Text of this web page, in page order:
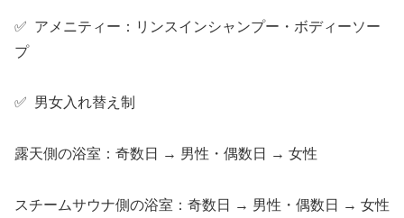
✅ アメニティー：リンスインシャンプー・ボディーソー
プ
✅ 男女入れ替え制
露天側の浴室：奇数日 → 男性・偶数日 → 女性
スチームサウナ側の浴室：奇数日 → 男性・偶数日 → 女性